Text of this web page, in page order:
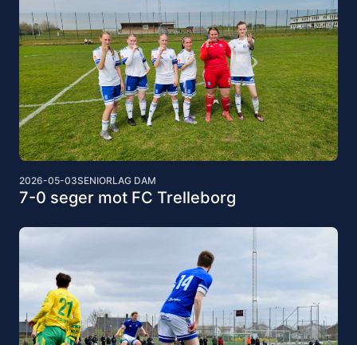
2026-05-03SENIORLAG DAM
7-0 seger mot FC Trelleborg